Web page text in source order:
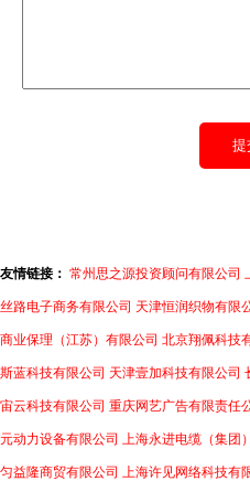
友情链接： 常州思之源投资顾问有限公司
丝路电子商务有限公司 天津恒润织物有限
商业保理（江苏）有限公司 北京翔佩科技
斯蓝科技有限公司 天津壹加科技有限公司
宙云科技有限公司 重庆网艺广告有限责任
元动力设备有限公司 上海永进电缆（集团
匀益隆商贸有限公司 上海许见网络科技有